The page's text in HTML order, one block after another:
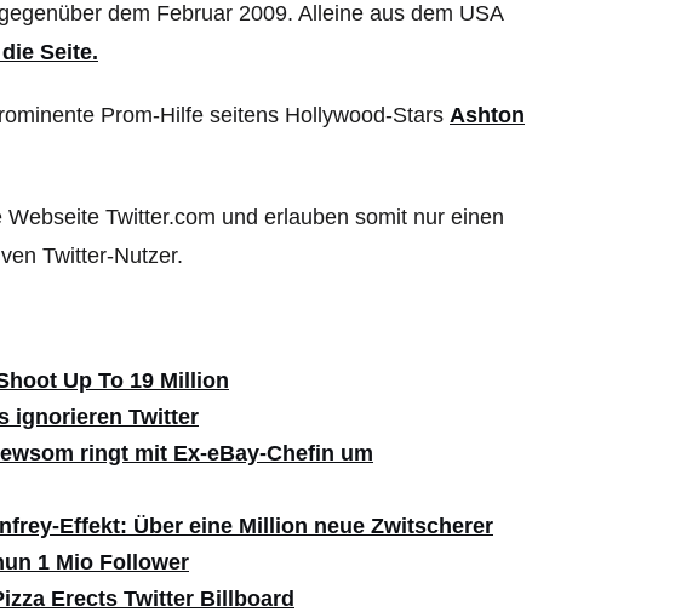
dem Februar 2009. Alleine aus dem USA
Seite.
Prom-Hilfe seitens Hollywood-Stars Ashton
Twitter.com und erlauben somit nur einen
Twitter-Nutzer.
Up To 19 Million
ignorieren Twitter
ringt mit Ex-eBay-Chefin um
Effekt: Über eine Million neue Zwitscherer
1 Mio Follower
Erects Twitter Billboard